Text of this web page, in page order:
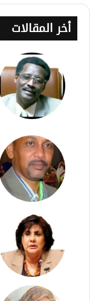
أخر المقالات